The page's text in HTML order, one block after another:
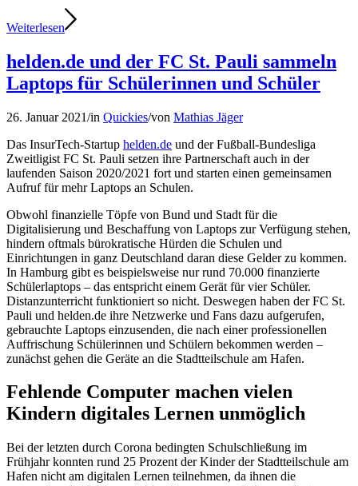
Weiterlesen
helden.de und der FC St. Pauli sammeln
Laptops für Schülerinnen und Schüler
26. Januar 2021/in Quickies/von Mathias Jäger
Das InsurTech-Startup helden.de und der Fußball-Bundesliga
Zweitligist FC St. Pauli setzen ihre Partnerschaft auch in der
laufenden Saison 2020/2021 fort und starten einen gemeinsamen
Aufruf für mehr Laptops an Schulen.
Obwohl finanzielle Töpfe von Bund und Stadt für die
Digitalisierung und Beschaffung von Laptops zur Verfügung stehen,
hindern oftmals bürokratische Hürden die Schulen und
Einrichtungen in ganz Deutschland daran diese Gelder zu kommen.
In Hamburg gibt es beispielsweise nur rund 70.000 finanzierte
Schülerlaptops – das entspricht einem Gerät für vier Schüler.
Distanzunterricht funktioniert so nicht. Deswegen haben der FC St.
Pauli und helden.de ihre Netzwerke und Fans dazu aufgerufen,
gebrauchte Laptops einzusenden, die nach einer professionellen
Auffrischung Schülerinnen und Schülern bekommen werden –
zunächst gehen die Geräte an die Stadtteilschule am Hafen.
Fehlende Computer machen vielen
Kindern digitales Lernen unmöglich
Bei der letzten durch Corona bedingten Schulschließung im
Frühjahr konnten rund 25 Prozent der Kinder der Stadtteilschule am
Hafen nicht am digitalen Lernen teilnehmen, da ihnen die